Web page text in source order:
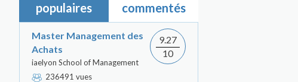
populaires
commentés
Master Management des
Achats
iaelyon School of Management
236491 vues
9.27
10